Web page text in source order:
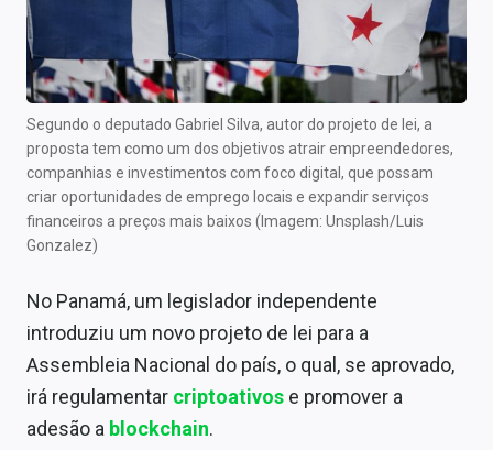
Central de Dividendos
Central de Fundos Imobiliários
Central dos IPOs
Renda Fixa
Finanças Pessoais
Mercados
Economia
Brasil
Segundo o deputado Gabriel Silva, autor do projeto de lei, a
proposta tem como um dos objetivos atrair empreendedores,
companhias e investimentos com foco digital, que possam
criar oportunidades de emprego locais e expandir serviços
financeiros a preços mais baixos (Imagem: Unsplash/Luis
Gonzalez)
No Panamá, um legislador independente
introduziu um novo projeto de lei para a
Assembleia Nacional do país, o qual, se aprovado,
irá regulamentar criptoativos e promover a
adesão a blockchain.